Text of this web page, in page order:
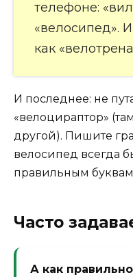
телефоне:
«велосипед».
как
И последнее: не
«велоцираптор»
другой). Пишите
велосипед всегда
правильным
Часто
А как